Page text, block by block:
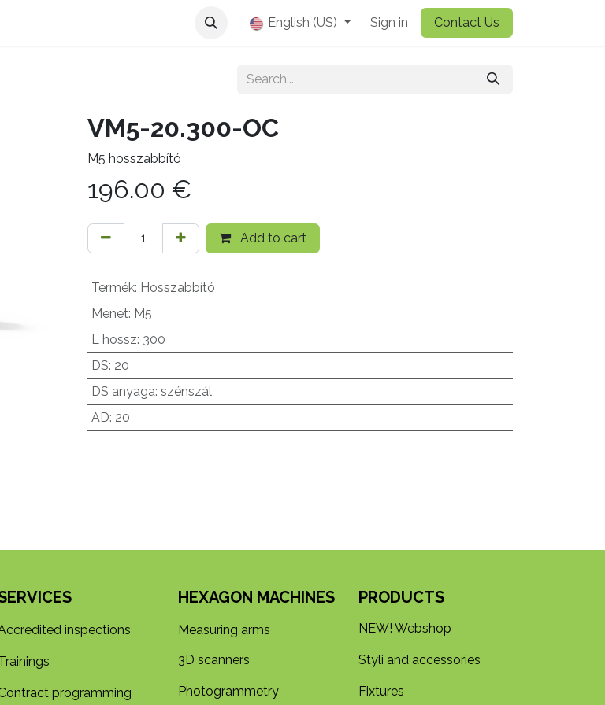
English (US) Sign in Contact Us
VM5-20.300-OC
M5 hosszabbító
196.00 €
Add to cart
Termék: Hosszabbító
Menet: M5
L hossz: 300
DS: 20
DS anyaga: szénszál
AD: 20
inspections
programming
HEXAGON MACHINES
Measuring arms
3D s​​canners
Photogrammetry
PRODUCTS
NEW! Webshop
Styli and accessories
Fixtures